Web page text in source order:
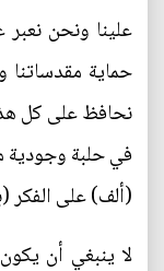
علينا ونحن
حماية مقدساتنا
نحافظ على كل
في حلبة وجودية
(ألف) على الفكر
لا ينبغي أن